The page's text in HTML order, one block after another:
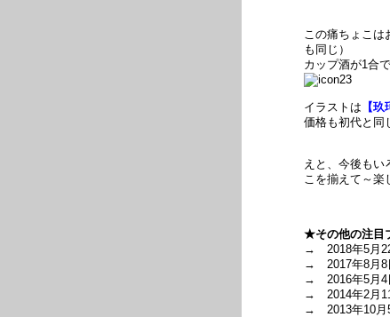
この痛ちょこは
も同じ）
カップ酒が1合
イラストは 【
価格も初代と同
えと、今後もい
こを揃えて～楽
★その他の注目
→ 2018年5月
→ 2017年8月8
→ 2016年5月4
→ 2014年2月
→ 2013年10月